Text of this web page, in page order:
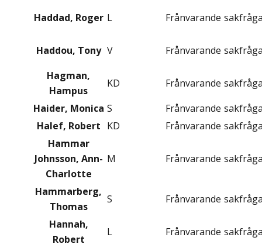
Haddad, Roger L Frånvarande
Haddou, Tony V Frånvarande
Hagman,
Hampus
KD Frånvarande
Haider, Monica S Frånvarande
Halef, Robert KD Frånvarande
Hammar
Johnsson, Ann-
Charlotte
M Frånvarande
Hammarberg,
Thomas
S Frånvarande
Hannah,
Robert
L Frånvarande